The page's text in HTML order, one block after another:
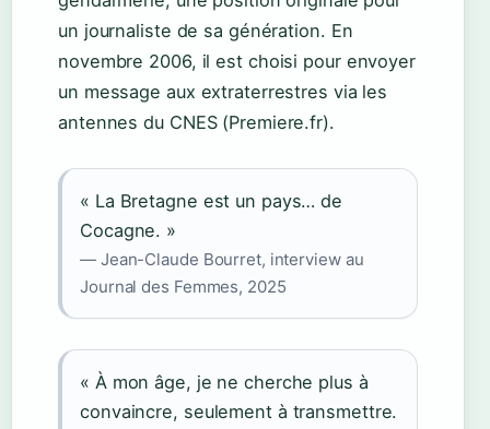
un journaliste de sa génération. En
novembre 2006, il est choisi pour envoyer
un message aux extraterrestres via les
antennes du CNES (Premiere.fr).
« La Bretagne est un pays… de
Cocagne. »
— Jean-Claude Bourret, interview au
Journal des Femmes, 2025
« À mon âge, je ne cherche plus à
convaincre, seulement à transmettre.